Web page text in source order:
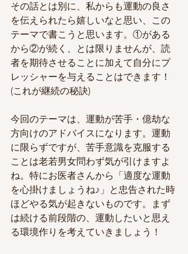
その話とは別に、私からも運動の良さ
を伝えられたら嬉しいなと思い、この
テーマで書こうと思います。①がある
から②が続く、とは限りませんが、読
者を期待させることに加えて自分にプ
レッシャーを与えることはできます！
(これが継続の秘訣)
今回のテーマは、運動が苦手・億劫な
方向けのアドバイスになります。運動
に限らずですが、苦手意識を克服する
ことは老若男女問わず気が引けますよ
ね。特にお医者さんから「適度な運動
を心掛けましょうね♪」と忠告された時
ほどやる気が起きないものです。まず
は続ける前段階の、運動したいと思え
る環境作りを考えていきましょう！